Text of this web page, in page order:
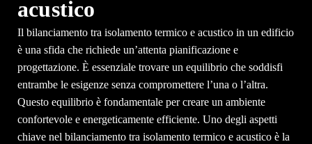
acustico
Il bilanciamento tra isolamento termico e acustico in un edificio
è una sfida che richiede un’attenta pianificazione e
progettazione. È essenziale trovare un equilibrio che soddisfi
entrambe le esigenze senza compromettere l’una o l’altra.
Questo equilibrio è fondamentale per creare un ambiente
confortevole e energeticamente efficiente. Uno degli aspetti
chiave nel bilanciamento tra isolamento termico e acustico è la